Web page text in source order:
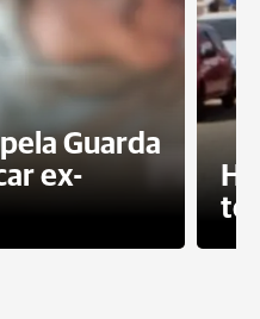
Guarda
ex-